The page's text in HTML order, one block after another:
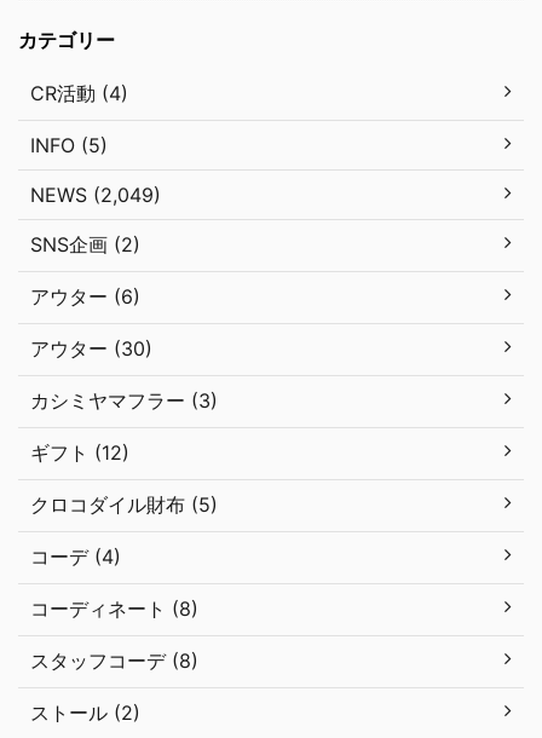
カテゴリー
CR活動 (4)
INFO (5)
NEWS (2,049)
SNS企画 (2)
アウター (6)
アウター (30)
カシミヤマフラー (3)
ギフト (12)
クロコダイル財布 (5)
コーデ (4)
コーディネート (8)
スタッフコーデ (8)
ストール (2)